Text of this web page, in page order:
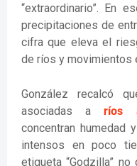
“extraordinario”. En
precipitaciones de
cifra que eleva el
de ríos y movimientos
González recalcó
asociadas aríos
concentran humedad
intensos en poco
etiqueta “Godzilla”